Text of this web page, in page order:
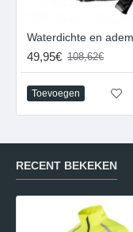
49,95€ 108,62€
Toevoegen
RECENT BEKEKEN